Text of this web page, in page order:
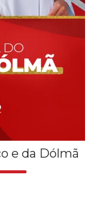
e da Dólmã